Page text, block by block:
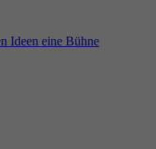
Ideen eine Bühne